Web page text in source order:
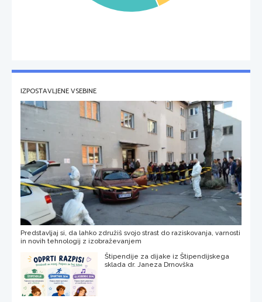
IZPOSTAVLJENE VSEBINE
Predstavljaj si, da lahko združiš svojo strast do raziskovanja, varnosti
in novih tehnologij z izobraževanjem
Štipendije za dijake iz Štipendijskega
sklada dr. Janeza Drnovška